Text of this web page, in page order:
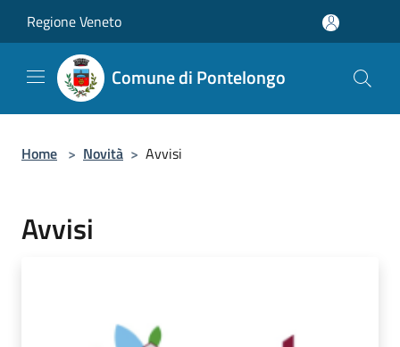
Regione Veneto
Comune di Pontelongo
Home > Novità > Avvisi
Avvisi